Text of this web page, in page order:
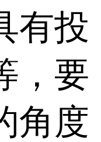
有投
，要
角度